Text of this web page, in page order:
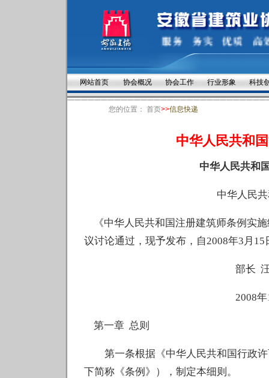
网站首页 协会概况 协会工作 行业形象 科技
您的位置： 首页>>信息快递
中华人民共和
中华人民共和
中华人民
《中华人民共和国注册建筑师条例实
议讨论通过，现予发布，自2008年3月15
部长 汪光
2008年1月
第一章 总则
第一条根据《中华人民共和国行政许
下简称《条例》），制定本细则。